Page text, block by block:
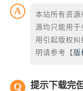
本站所有资源
源均只能用
用引起版权
明请参考【 版
提示下载完